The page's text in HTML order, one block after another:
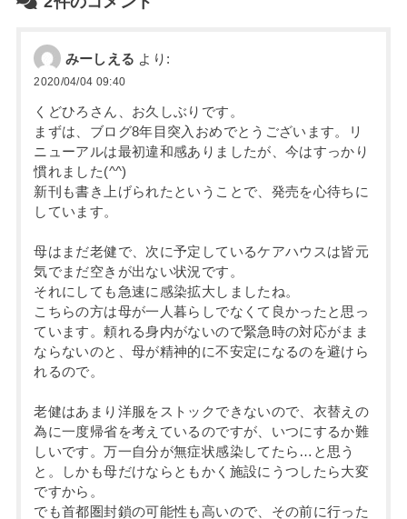
みーしえる より:
2020/04/04 09:40
くどひろさん、お久しぶりです。
まずは、ブログ8年目突入おめでとうございます。リ
ニューアルは最初違和感ありましたが、今はすっかり
慣れました(^^)
新刊も書き上げられたということで、発売を心待ちに
しています。
母はまだ老健で、次に予定しているケアハウスは皆元
気でまだ空きが出ない状況です。
それにしても急速に感染拡大しましたね。
こちらの方は母が一人暮らしでなくて良かったと思っ
ています。頼れる身内がないので緊急時の対応がまま
ならないのと、母が精神的に不安定になるのを避けら
れるので。
老健はあまり洋服をストックできないので、衣替えの
為に一度帰省を考えているのですが、いつにするか難
しいです。万一自分が無症状感染してたら…と思う
と。しかも母だけならともかく施設にうつしたら大変
ですから。
でも首都圏封鎖の可能性も高いので、その前に行った